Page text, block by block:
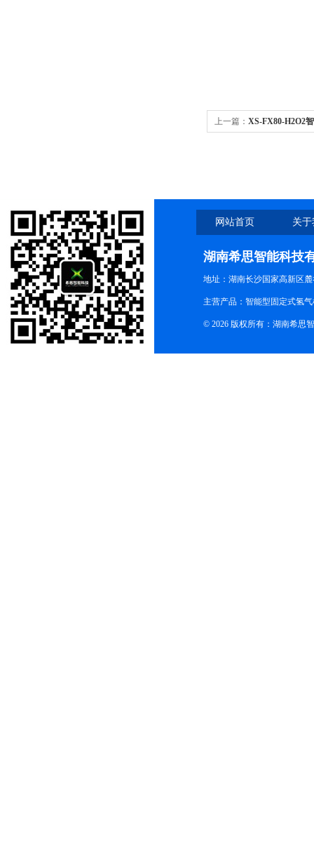
上一篇： XS-FX80-H2O2
网站首页 关
湖南希思智能科技
地址：湖南长沙国家高新区
主营产品：智能型固定式氢
© 2026 版权所有：湖南希思